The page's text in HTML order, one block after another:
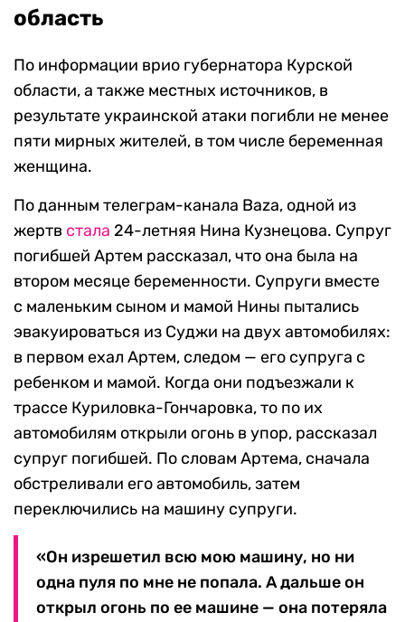
область
По информации врио губернатора Курской
области, а также местных источников, в
результате украинской атаки погибли не менее
пяти мирных жителей, в том числе беременная
женщина.
По данным телеграм-канала Baza, одной из
жертв стала 24-летняя Нина Кузнецова. Супруг
погибшей Артем рассказал, что она была на
втором месяце беременности. Супруги вместе
с маленьким сыном и мамой Нины пытались
эвакуироваться из Суджи на двух автомобилях:
в первом ехал Артем, следом — его супруга с
ребенком и мамой. Когда они подъезжали к
трассе Куриловка-Гончаровка, то по их
автомобилям открыли огонь в упор, рассказал
супруг погибшей. По словам Артема, сначала
обстреливали его автомобиль, затем
переключились на машину супруги.
«Он изрешетил всю мою машину, но ни
одна пуля по мне не попала. А дальше он
открыл огонь по ее машине — она потеряла